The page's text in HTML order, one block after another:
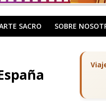
SACRO SOBRE